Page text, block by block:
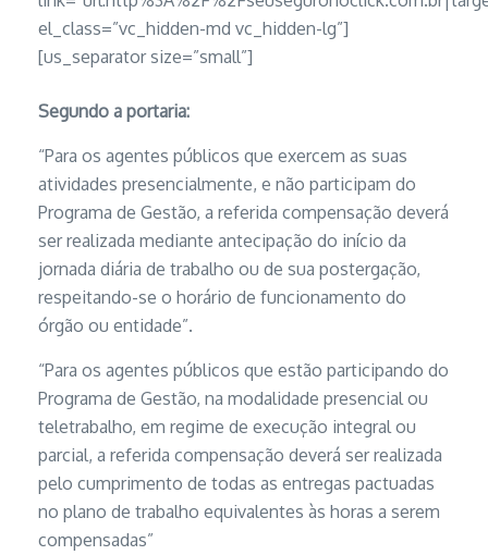
el_class=”vc_hidden-md vc_hidden-lg”]
[us_separator size=”small”]
Segundo a portaria:
“Para os agentes públicos que exercem as suas
atividades presencialmente, e não participam do
Programa de Gestão, a referida compensação deverá
ser realizada mediante antecipação do início da
jornada diária de trabalho ou de sua postergação,
respeitando-se o horário de funcionamento do
órgão ou entidade”.
“Para os agentes públicos que estão participando do
Programa de Gestão, na modalidade presencial ou
teletrabalho, em regime de execução integral ou
parcial, a referida compensação deverá ser realizada
pelo cumprimento de todas as entregas pactuadas
no plano de trabalho equivalentes às horas a serem
compensadas”